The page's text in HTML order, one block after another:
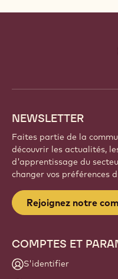
NEWSLETTER
Faites partie de la
découvrir les actualités,
d'apprentissage du
changer vos préférences
Rejoignez notre
COMPTES ET
S'identifier